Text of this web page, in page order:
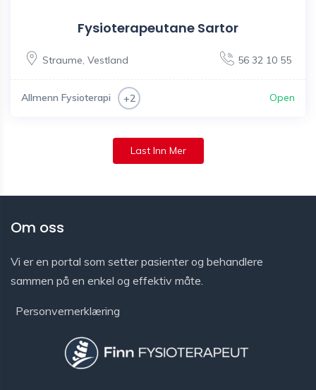
Fysioterapeutane Sartor
Straume Vestland 56 32 10 55
Allmenn Fysioterapi +2 Open
Last Inn Mer
Om oss
Vi er en portal som setter pasienter og behandlere
sammen på en enkel og effektiv måte.
Personvernerklæring